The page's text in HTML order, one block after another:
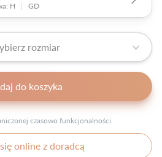
H | GD
rozmiar
do koszyka
czasowo funkcjonalności:
online z doradcą